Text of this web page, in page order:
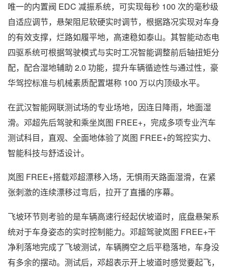
唯一的内置阀 EDC 减振系统，可实现每秒 100 次的毫秒级
自适应调节，悬架阻尼软硬实时调节，根据路况实现对车身
的有效支撑，烂路如履平地，高速稳如泰山。其智能动态电
四驱系统可根据驾驶模式与实时工况智能调整前后轴扭矩分
配，配合湿地辅助 2.0 功能，提升车辆循迹性与通过性，豪
华驾控标准与机械素质配置堪称 100 万以内顶级水平。
在武汉智能网联测试场的专业场地，因连日降雨，地面湿
滑。邓超先后驾驶和乘坐岚图 FREE+，完成多项专业汽车
测试科目，直观、全面地体验了岚图 FREE+的驾控实力、
智能科技与舒适设计。
岚图 FREE+搭载邓超漂移入场，无惧雨天路面湿滑，在紧
张刺激的连续漂移过弯后，拉开了直播的序幕。
飞坡环节则考验的是车辆高速行经起伏坡道时，底盘悬架系
统对于车身姿态的实时控制能力。邓超驾驶岚图 FREE+干
净利落地完成了飞坡测试，车辆腾空之后平稳落地，车身没
有多余的摆动。测试后，邓超表示开上坡道时感觉要起飞，